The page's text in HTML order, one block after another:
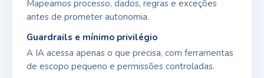
Mapeamos processo, dados, regras e exceções
antes de prometer autonomia.
Guardrails e mínimo privilégio
A IA acessa apenas o que precisa, com ferramentas
de escopo pequeno e permissões controladas.